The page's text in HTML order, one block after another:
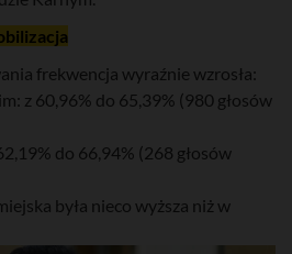
frekwencja wyraźnie wzrosła:
z 60,96% do 65,39% (980 głosów
do 66,94% (268 głosów
była nieco wyższa niż w